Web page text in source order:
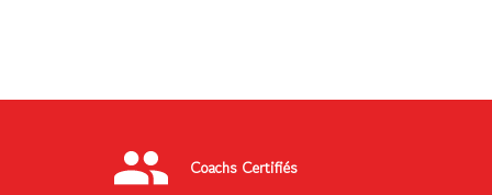
Coachs Certifiés